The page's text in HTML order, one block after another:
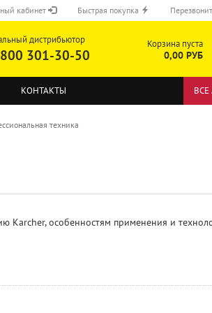
кабинет Быстрая покупка
дистрибьютор
301-30-50
Корзина пуста
0,00 РУБ
КОНТАКТЫ
техника
особенностям применения и